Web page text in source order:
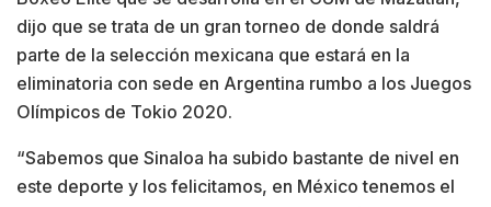
dijo que se trata de un gran torneo de donde saldrá
parte de la selección mexicana que estará en la
eliminatoria con sede en Argentina rumbo a los Juegos
Olímpicos de Tokio 2020.
“Sabemos que Sinaloa ha subido bastante de nivel en
este deporte y los felicitamos, en México tenemos el